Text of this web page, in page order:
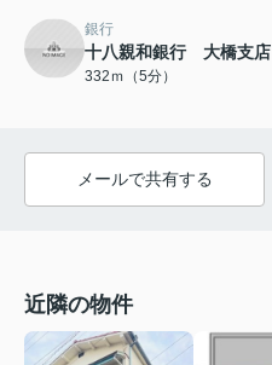
銀行
十八親和銀行 大橋支店
332ｍ（5分）
メールで共有する
近隣の物件